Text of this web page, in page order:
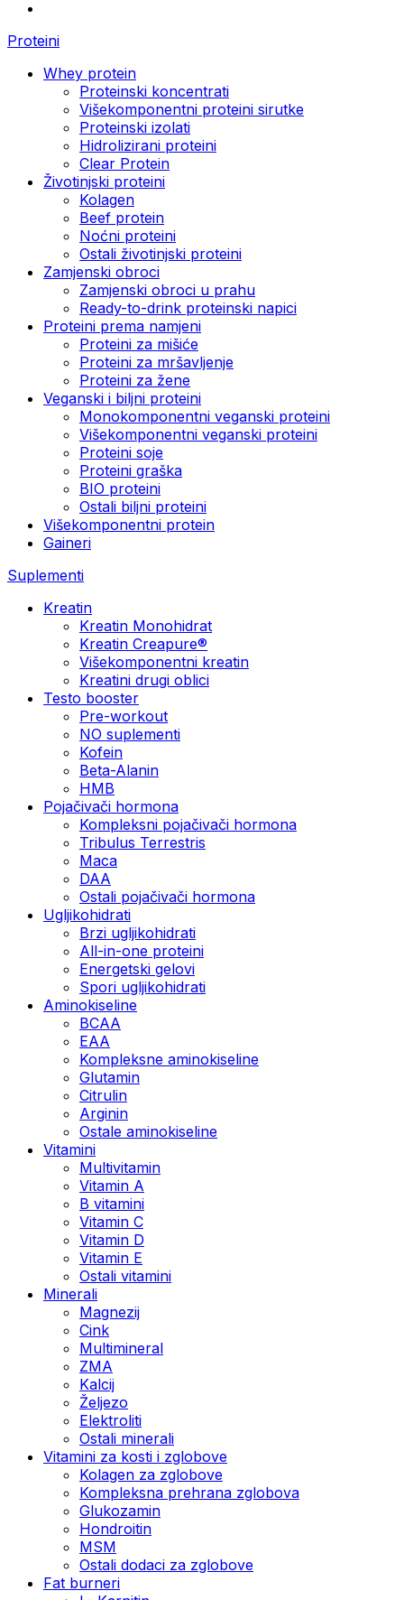
Proteini
Whey protein
Proteinski koncentrati
Višekomponentni proteini sirutke
Proteinski izolati
Hidrolizirani proteini
Clear Protein
Životinjski proteini
Kolagen
Beef protein
Noćni proteini
Ostali životinjski proteini
Zamjenski obroci
Zamjenski obroci u prahu
Ready-to-drink proteinski napici
Proteini prema namjeni
Proteini za mišiće
Proteini za mršavljenje
Proteini za žene
Veganski i biljni proteini
Monokomponentni veganski proteini
Višekomponentni veganski proteini
Proteini soje
Proteini graška
BIO proteini
Ostali biljni proteini
Višekomponentni protein
Gaineri
Suplementi
Kreatin
Kreatin Monohidrat
Kreatin Creapure®
Višekomponentni kreatin
Kreatini drugi oblici
Testo booster
Pre-workout
NO suplementi
Kofein
Beta-Alanin
HMB
Pojačivači hormona
Kompleksni pojačivači hormona
Tribulus Terrestris
Maca
DAA
Ostali pojačivači hormona
Ugljikohidrati
Brzi ugljikohidrati
All-in-one proteini
Energetski gelovi
Spori ugljikohidrati
Aminokiseline
BCAA
EAA
Kompleksne aminokiseline
Glutamin
Citrulin
Arginin
Ostale aminokiseline
Vitamini
Multivitamin
Vitamin A
B vitamini
Vitamin C
Vitamin D
Vitamin E
Ostali vitamini
Minerali
Magnezij
Cink
Multimineral
ZMA
Kalcij
Željezo
Elektroliti
Ostali minerali
Vitamini za kosti i zglobove
Kolagen za zglobove
Kompleksna prehrana zglobova
Glukozamin
Hondroitin
MSM
Ostali dodaci za zglobove
Fat burneri